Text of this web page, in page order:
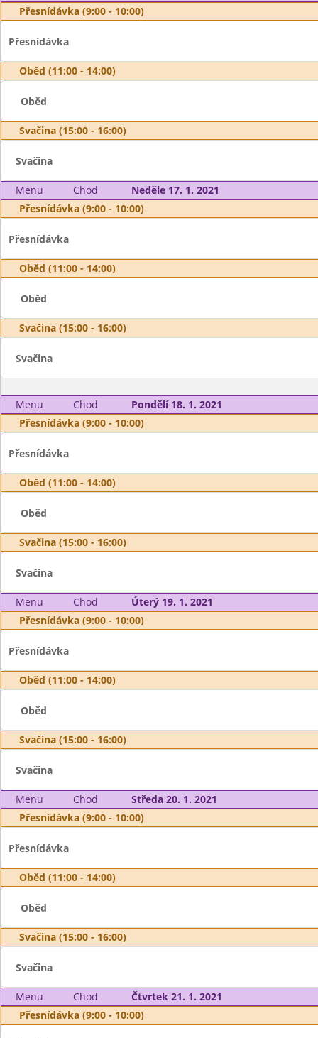
Přesnídávka (9:00 - 10:00)
Přesnídávka
Oběd (11:00 - 14:00)
Oběd
Svačina (15:00 - 16:00)
Svačina
Menu Chod
Neděle 17. 1. 2021
Přesnídávka (9:00 - 10:00)
Přesnídávka
Oběd (11:00 - 14:00)
Oběd
Svačina (15:00 - 16:00)
Svačina
Menu Chod
Pondělí 18. 1. 2021
Přesnídávka (9:00 - 10:00)
Přesnídávka
Oběd (11:00 - 14:00)
Oběd
Svačina (15:00 - 16:00)
Svačina
Menu Chod
Úterý 19. 1. 2021
Přesnídávka (9:00 - 10:00)
Přesnídávka
Oběd (11:00 - 14:00)
Oběd
Svačina (15:00 - 16:00)
Svačina
Menu Chod
Středa 20. 1. 2021
Přesnídávka (9:00 - 10:00)
Přesnídávka
Oběd (11:00 - 14:00)
Oběd
Svačina (15:00 - 16:00)
Svačina
Menu Chod
Čtvrtek 21. 1. 2021
Přesnídávka (9:00 - 10:00)